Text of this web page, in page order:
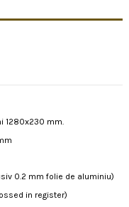
1280x230 mm.
0.2 mm folie de aluminiu)
in register)